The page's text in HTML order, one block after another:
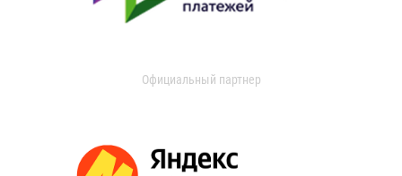
Официальный партнер